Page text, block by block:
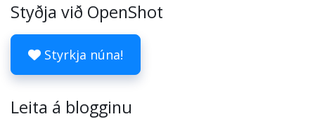
Styðja við OpenShot
Styrkja núna!
Leita á blogginu